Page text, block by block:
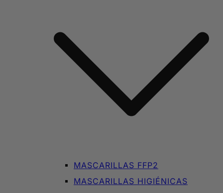
MASCARILLAS FFP2
MASCARILLAS HIGIÉNICAS